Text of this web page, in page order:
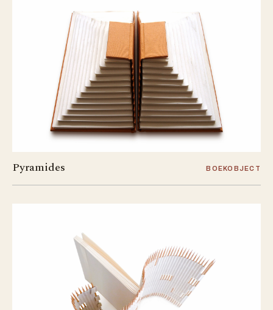
Pyramides BOEKOBJECT